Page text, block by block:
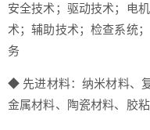
安全技术；驱动技术；电
术；辅助技术；检查系统
务
◆ 先进材料：纳米材料、
金属材料、陶瓷材料、胶